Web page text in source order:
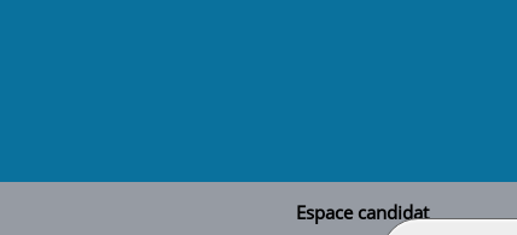
Espace candidat